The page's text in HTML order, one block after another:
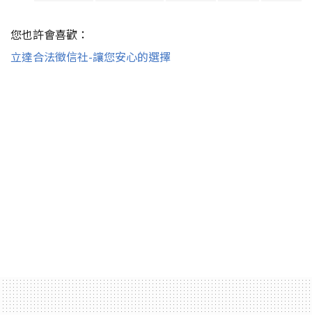
您也許會喜歡：
立達合法徵信社-讓您安心的選擇